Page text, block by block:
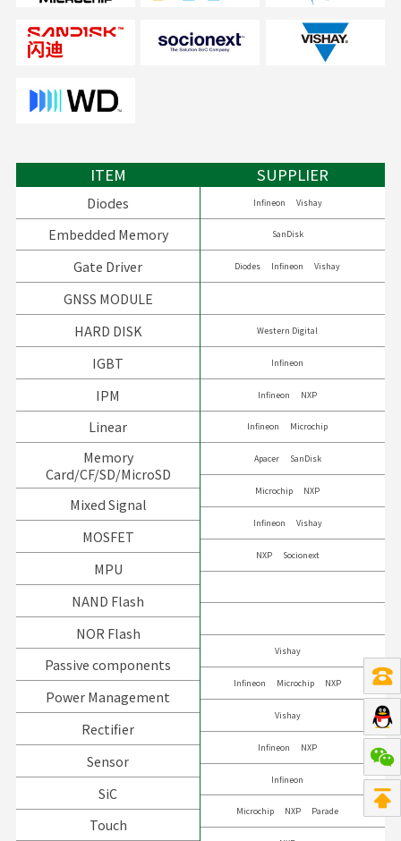
ITEM
Diodes
Embedded Memory
Gate Driver
GNSS MODULE
HARD DISK
IGBT
IPM
Linear
Memory
Card/CF/SD/MicroSD
Mixed Signal
MOSFET
MPU
NAND Flash
NOR Flash
Passive components
Power Management
Rectifier
Sensor
SiC
Touch
SUPPLIER
Infineon Vishay
SanDisk
Diodes Infineon Vishay
Western Digital
Infineon
Infineon NXP
Infineon Microchip
Apacer SanDisk
Microchip NXP
Infineon Vishay
NXP Socionext
Vishay
Infineon Microchip NXP
Vishay
Infineon NXP
Infineon
Microchip NXP Parade